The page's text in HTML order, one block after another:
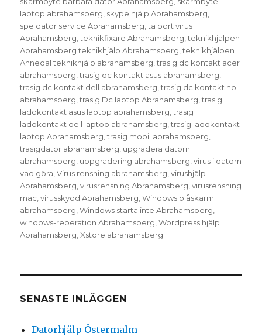
laptop abrahamsberg skype hjälp Abrahamsberg
speldator service Abrahamsberg ,ta bort virus
Abrahamsberg ,teknikfixare Abrahamsberg ,teknikhjälpen
Abrahamsberg teknikhjälp Abrahamsberg ,teknikhjälpen
Annedal teknikhjälp abrahamsberg ,trasig dc kontakt acer
abrahamsberg ,trasig dc kontakt asus abrahamsberg
trasig dc kontakt dell abrahamsberg ,trasig dc kontakt hp
abrahamsberg ,trasig Dc laptop Abrahamsberg ,trasig
laddkontakt asus laptop abrahamsberg ,trasig
laddkontakt dell laptop abrahamsberg ,trasig laddkontakt
laptop Abrahamsberg ,trasig mobil abrahamsberg
trasigdator abrahamsberg upgradera datorn
abrahamsberg uppgradering abrahamsberg ,virus i datorn
vad göra ,Virus rensning abrahamsberg ,virushjälp
Abrahamsberg ,virusrensning Abrahamsberg ,virusrensning
mac ,virusskydd Abrahamsberg ,Windows blåskärm
abrahamsberg ,Windows starta inte Abrahamsberg
windows-reperation Abrahamsberg ,Wordpress hjälp
Abrahamsberg ,Xstore abrahamsberg
SENASTE INLÄGGEN
Datorhjälp Östermalm